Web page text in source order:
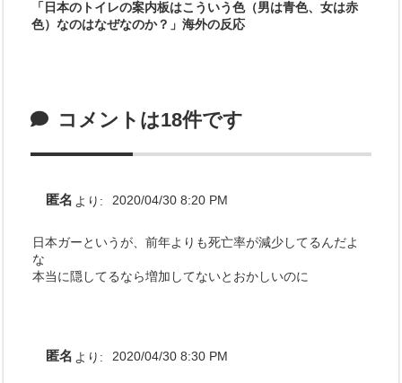
「日本のトイレの案内板はこういう色（男は青色、女は赤
色）なのはなぜなのか？」海外の反応
コメントは18件です
匿名 より: 2020/04/30 8:20 PM
日本ガーというが、前年よりも死亡率が減少してるんだよ
な
本当に隠してるなら増加してないとおかしいのに
匿名 より: 2020/04/30 8:30 PM